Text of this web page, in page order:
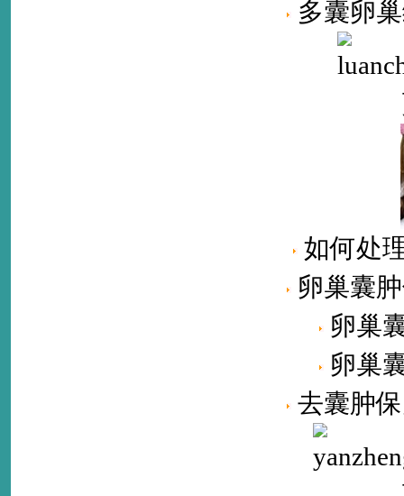
多囊卵
如何处
卵巢囊
卵巢
卵巢
去囊肿